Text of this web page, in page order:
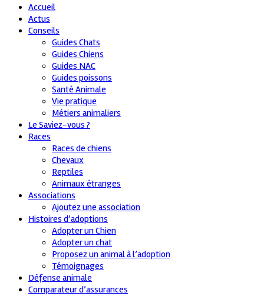
Accueil
Actus
Conseils
Guides Chats
Guides Chiens
Guides NAC
Guides poissons
Santé Animale
Vie pratique
Métiers animaliers
Le Saviez-vous ?
Races
Races de chiens
Chevaux
Reptiles
Animaux étranges
Associations
Ajoutez une association
Histoires d’adoptions
Adopter un Chien
Adopter un chat
Proposez un animal à l’adoption
Témoignages
Défense animale
Comparateur d’assurances